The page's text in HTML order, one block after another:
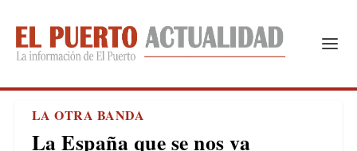
LA OTRA BANDA
La España que se nos va